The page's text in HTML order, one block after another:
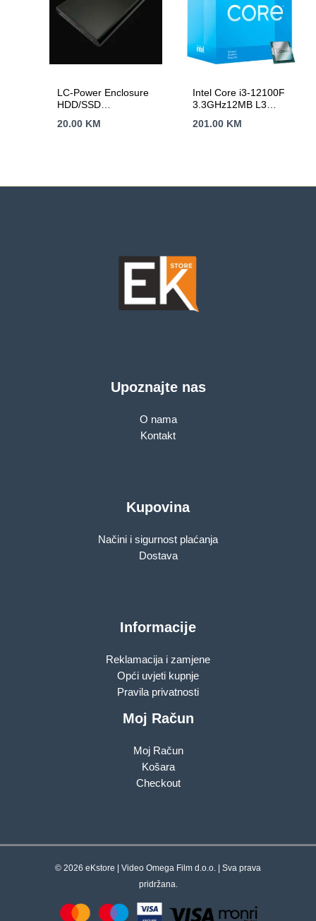
LC-Power Enclosure
HDD/SSD
kuciste za 2.5″Brz
20.00 KM
Intel Core i3-12100F
3.3GHz12MB L3
Lake,bez grafike
201.00 KM
Upoznajte nas
O nama
Kontakt
Kupovina
Načini i sigurnost plaćanja
Dostava
Informacije
Reklamacija i zamjene
Opći uvjeti kupnje
Pravila privatnosti
Moj Račun
Moj Račun
Košara
Checkout
© 2026 eKstore | Video Omega Film d.o.o. | Sva prava
pridržana.